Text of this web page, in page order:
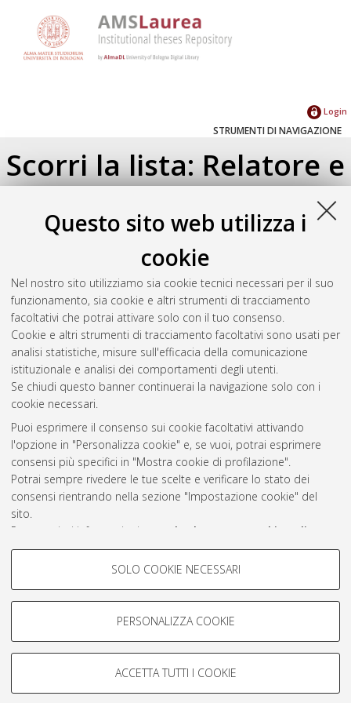
Questo sito web utilizza i
cookie
Nel nostro sito utilizziamo sia cookie tecnici necessari per il suo
funzionamento, sia cookie e altri strumenti di tracciamento
facoltativi che potrai attivare solo con il tuo consenso.
Cookie e altri strumenti di tracciamento facoltativi sono usati per
analisi statistiche, misure sull'efficacia della comunicazione
istituzionale e analisi dei comportamenti degli utenti.
Se chiudi questo banner continuerai la navigazione solo con i
cookie necessari.
Puoi esprimere il consenso sui cookie facoltativi attivando
l'opzione in "Personalizza cookie" e, se vuoi, potrai esprimere
consensi più specifici in "Mostra cookie di profilazione".
Potrai sempre rivedere le tue scelte e verificare lo stato dei
consensi rientrando nella sezione "Impostazione cookie" del
sito.
Per maggiori informazioni
consulta la nostra Cookie policy
COOKIE DI PROFILAZIONE -
Si tratta di cookie utilizzati per analizzare le caratteristiche della
navigazione degli utenti, creare profili in base al loro comportamento
Mostra cookie di profilazione
COOKIE TECNICI - NECESSARI
SOLO COOKIE NECESSARI
PERSONALIZZA COOKIE
ACCETTA TUTTI I COOKIE
Login
STRUMENTI DI NAVIGAZIONE
Scorri la lista: Relatore e
Correlatore
Su di un livello
Seleziona un valore dall'elenco sottostante.
2026(1)
2025(1)
2024 (3)
2023(2)
2022(2)
Atom
Rss 1.0
Rss 2.0
Impostazioni Cookie
Informativa sulla privacy
Condizioni d’uso del sito